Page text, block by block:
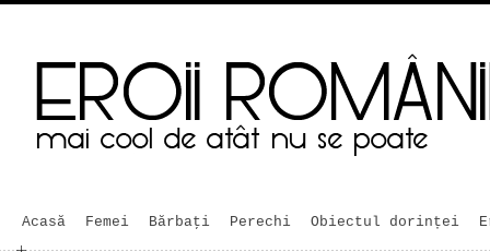
Acasă Femei Bărbaţi Perechi Obiectul dorinței